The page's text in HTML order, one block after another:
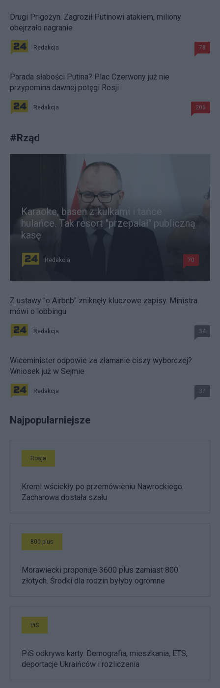
Drugi Prigożyn. Zagroził Putinowi atakiem, miliony
obejrzało nagranie
Redakcja 78
Parada słabości Putina? Plac Czerwony już nie
przypomina dawnej potęgi Rosji
Redakcja 206
#Rząd
Karaoke, basen z kulkami i tańce
hulańce. Tak resort "przepalał" publiczną
kasę
Redakcja 70
Z ustawy "o Airbnb" zniknęły kluczowe zapisy. Ministra
mówi o lobbingu
Redakcja 34
Wiceminister odpowie za złamanie ciszy wyborczej?
Wniosek już w Sejmie
Redakcja 37
Najpopularniejsze
Rosja
Kreml wściekły po przemówieniu Nawrockiego.
Zacharowa dostała szału
800 plus
Morawiecki proponuje 3600 plus zamiast 800
złotych. Środki dla rodzin byłyby ogromne
PiS
PiS odkrywa karty. Demografia, mieszkania, ETS,
deportacje Ukraińców i rozliczenia